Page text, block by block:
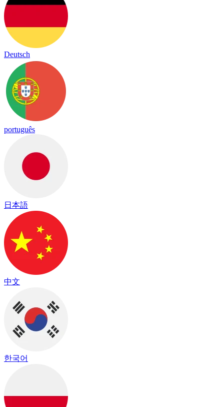
Deutsch
português
日本語
中文
한국어